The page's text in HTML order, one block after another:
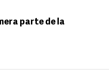
parte de la